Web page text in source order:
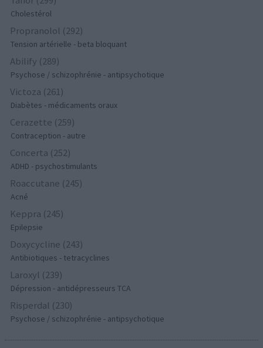
Cholestérol
Propranolol (292)
Tension artérielle - beta bloquant
Abilify (289)
Psychose / schizophrénie - antipsychotique
Victoza (261)
Diabètes - médicaments oraux
Cerazette (259)
Contraception - autre
Concerta (252)
ADHD - psychostimulants
Roaccutane (245)
Acné
Keppra (245)
Epilepsie
Doxycycline (243)
Antibiotiques - tetracyclines
Laroxyl (239)
Dépression - antidépresseurs TCA
Risperdal (230)
Psychose / schizophrénie - antipsychotique